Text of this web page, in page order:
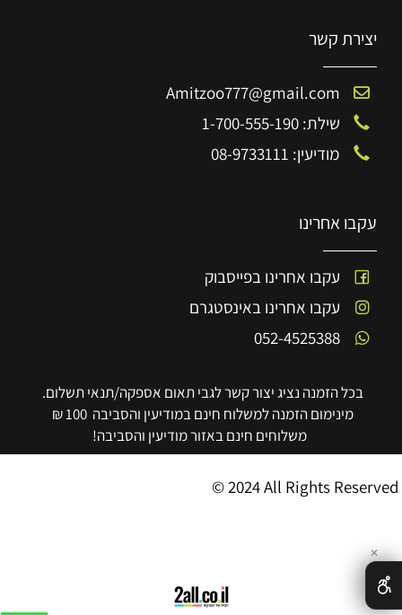
יצירת קשר
Amitzoo777@gmail.com
שילת: 1-700-555-190
מודיעין: 08-9733111
עקבו אחרינו
עקבו אחרינו בפייסבוק
עקבו אחרינו באינסטגרם
052-4525388
בכל הזמנה נציג יצור קשר לגבי תאום אספקה/תנאי תשלום.
מינימום הזמנה למשלוח חינם במודיעין והסביבה 100 ₪
משלוחים חינם באזור מודיעין והסביבה!
© 2024 All Rights Reserved
✕